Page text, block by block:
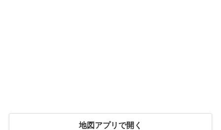
地図アプリで開く